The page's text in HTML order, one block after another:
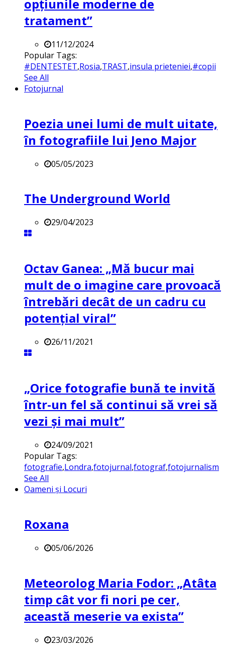
opțiunile moderne de
tratament”
11/12/2024
Popular Tags:
#DENTESTET,Rosia,TRAST,insula prieteniei,#copii
See All
Fotojurnal
Poezia unei lumi de mult uitate,
în fotografiile lui Jeno Major
05/05/2023
The Underground World
29/04/2023
Octav Ganea: „Mă bucur mai
mult de o imagine care provoacă
întrebări decât de un cadru cu
potenţial viral”
26/11/2021
„Orice fotografie bună te invită
într-un fel să continui să vrei să
vezi și mai mult”
24/09/2021
Popular Tags:
fotografie,Londra,fotojurnal,fotograf,fotojurnalism
See All
Oameni și Locuri
Roxana
05/06/2026
Meteorolog Maria Fodor: „Atâta
timp cât vor fi nori pe cer,
această meserie va exista”
23/03/2026